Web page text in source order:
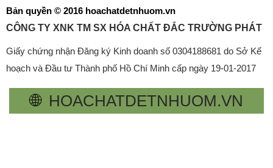
Bản quyền © 2016 hoachatdetnhuom.vn
CÔNG TY XNK TM SX HÓA CHẤT ĐẮC TRƯỜNG PHÁT
Giấy chứng nhận Đăng ký Kinh doanh số 0304188681 do Sở Kế
hoạch và Đầu tư Thành phố Hồ Chí Minh cấp ngày 19-01-2017
🌐 HOACHATDETNHUOM.VN